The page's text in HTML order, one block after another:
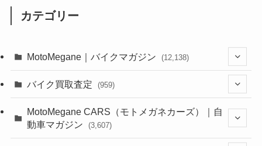
カテゴリー
MotoMegane｜バイクマガジン (12,138)
(44)
バイク買取査定 (959)
(352)
MotoMegane CARS（モトメガネカーズ）｜自
動車マガジン
(3,607)